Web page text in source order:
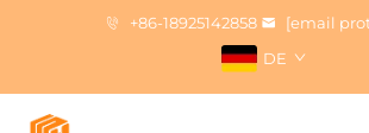
+86-18925142858
[email
DE